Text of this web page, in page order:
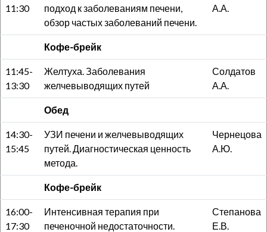
11:30
подход к заболеваниям печени,
обзор частых заболеваний печени.
А.А.
Кофе-брейк
11:45-
13:30
Желтуха. Заболевания
желчевыводящих путей
Солдатов
А.А.
Обед
14:30-
15:45
УЗИ печени и желчевыводящих
путей. Диагностическая ценность
метода.
Чернецова
А.Ю.
Кофе-брейк
16:00-
17:30
Интенсивная терапия при
печеночной недостаточности.
Степанова
Е.В.